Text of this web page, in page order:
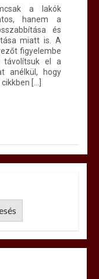
a lakók
hanem a
és
miatt is. A
figyelembe
távolítsuk el a
anélkül, hogy
[…]